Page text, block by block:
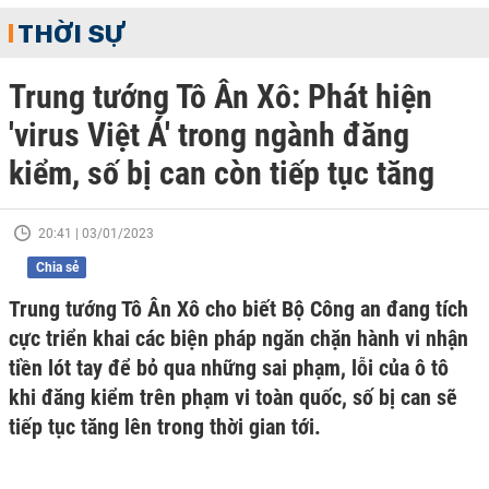
THỜI SỰ
Trung tướng Tô Ân Xô: Phát hiện
'virus Việt Á' trong ngành đăng
kiểm, số bị can còn tiếp tục tăng
20:41 | 03/01/2023
Chia sẻ
Trung tướng Tô Ân Xô cho biết Bộ Công an đang tích
cực triển khai các biện pháp ngăn chặn hành vi nhận
tiền lót tay để bỏ qua những sai phạm, lỗi của ô tô
khi đăng kiểm trên phạm vi toàn quốc, số bị can sẽ
tiếp tục tăng lên trong thời gian tới.